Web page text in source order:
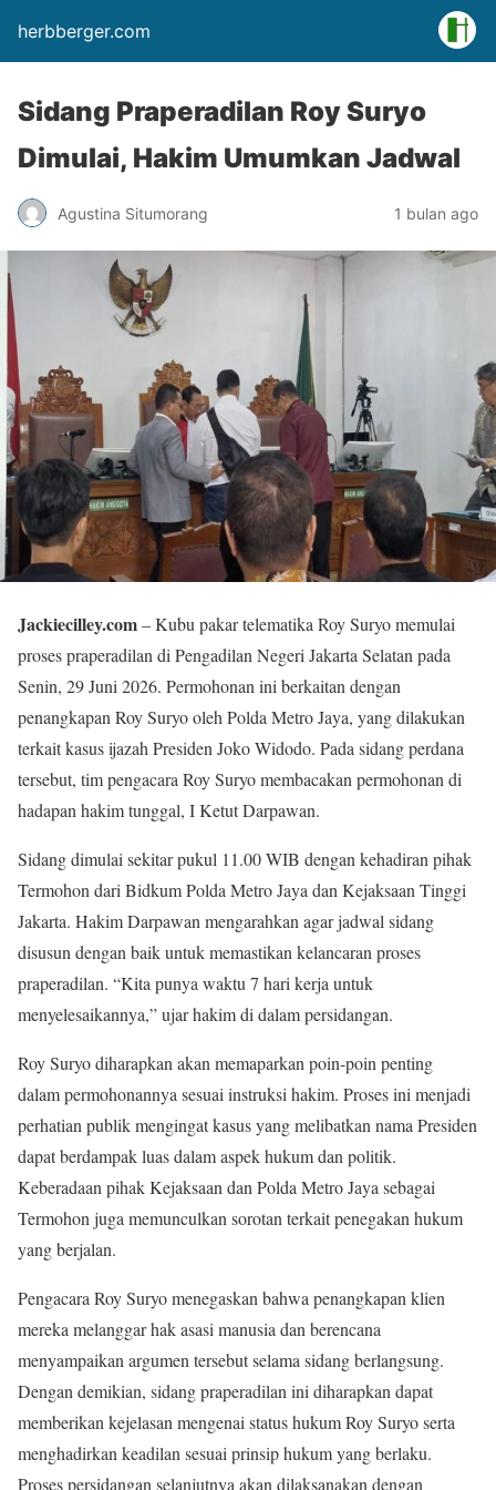
herbberger.com
Sidang Praperadilan Roy Suryo
Dimulai, Hakim Umumkan Jadwal
Agustina Situmorang 1 bulan ago
Jackiecilley.com– Kubu pakar telematika Roy Suryo memulai
proses praperadilan di Pengadilan Negeri Jakarta Selatan pada
Senin, 29 Juni 2026. Permohonan ini berkaitan dengan
penangkapan Roy Suryo oleh Polda Metro Jaya, yang dilakukan
terkait kasus ijazah Presiden Joko Widodo. Pada sidang perdana
tersebut, tim pengacara Roy Suryo membacakan permohonan di
hadapan hakim tunggal, I Ketut Darpawan.
Sidang dimulai sekitar pukul 11.00 WIB dengan kehadiran pihak
Termohon dari Bidkum Polda Metro Jaya dan Kejaksaan Tinggi
Jakarta. Hakim Darpawan mengarahkan agar jadwal sidang
disusun dengan baik untuk memastikan kelancaran proses
praperadilan. “Kita punya waktu 7 hari kerja untuk
menyelesaikannya,” ujar hakim di dalam persidangan.
Roy Suryo diharapkan akan memaparkan poin-poin penting
dalam permohonannya sesuai instruksi hakim. Proses ini menjadi
perhatian publik mengingat kasus yang melibatkan nama Presiden
dapat berdampak luas dalam aspek hukum dan politik.
Keberadaan pihak Kejaksaan dan Polda Metro Jaya sebagai
Termohon juga memunculkan sorotan terkait penegakan hukum
yang berjalan.
Pengacara Roy Suryo menegaskan bahwa penangkapan klien
mereka melanggar hak asasi manusia dan berencana
menyampaikan argumen tersebut selama sidang berlangsung.
Dengan demikian, sidang praperadilan ini diharapkan dapat
memberikan kejelasan mengenai status hukum Roy Suryo serta
menghadirkan keadilan sesuai prinsip hukum yang berlaku.
Proses persidangan selanjutnya akan dilaksanakan dengan